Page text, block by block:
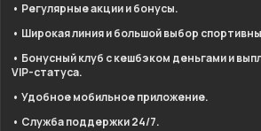
• Регулярные акции и бонусы.
• Широкая линия и большой выбор
• Бонусный клуб с кешбэком деньгами и
VIP-статуса.
• Удобное мобильное приложение.
• Служба поддержки 24/7.